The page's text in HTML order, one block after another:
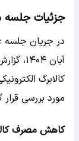
جزئیات
در جریان
آبان
کالابرگ‌
مورد بررسی
کاهش مصرف